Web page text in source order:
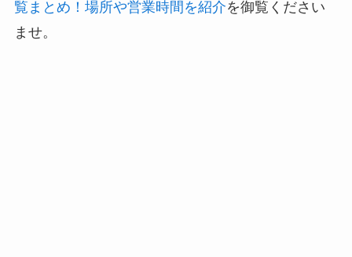
覧まとめ！場所や営業時間を紹介を御覧ください
ませ。